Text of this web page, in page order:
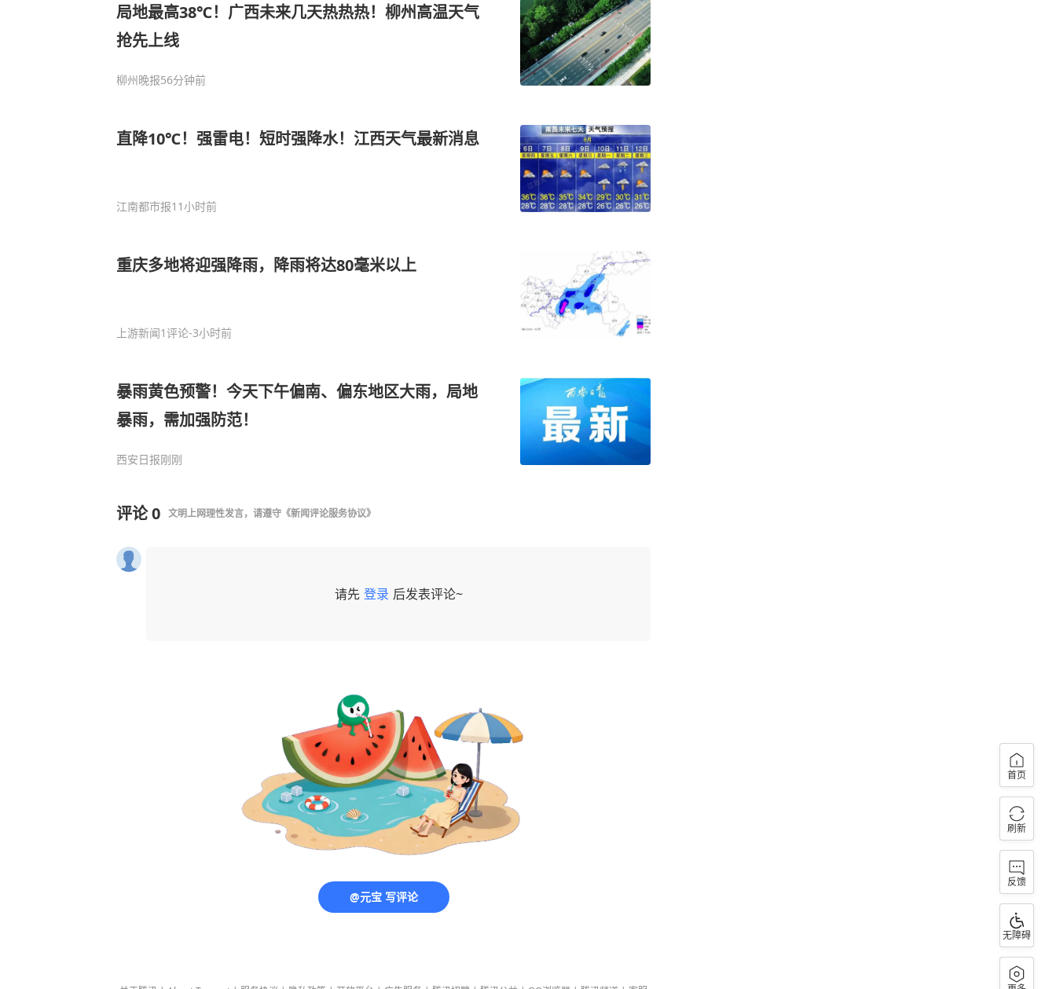
局地最高38℃！广西未来几天热热热！柳州高温天气
抢先上线
柳州晚报56分钟前
直降10℃！强雷电！短时强降水！江西天气最新消息
江南都市报11小时前
重庆多地将迎强降雨，降雨将达80毫米以上
上游新闻1评论-3小时前
暴雨黄色预警！今天下午偏南、偏东地区大雨，局地
暴雨，需加强防范！
西安日报刚刚
评论0 文明上网理性发言，请遵守 《新闻评论服务协议》
请先 登录 后发表评论~
@元宝 写评论
首页
刷新
反馈
无障碍